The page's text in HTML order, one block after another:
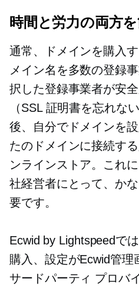
時間と労力の両方
通常、ドメインを購入
メイン名を多数の登録
択した登録事業者が安
（SSL 証明書を忘れな
後、自分でドメインを
たのドメインに接続す
ンラインストア。これ
社経営者にとって、か
要です。
Ecwid by Lightspeedで
購入、設定がEcwid管理
サードパーティ プロバ